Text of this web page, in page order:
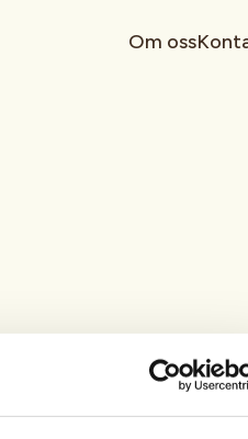
Om oss